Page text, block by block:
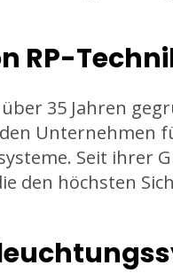
RP-
35 Jahren
Unternehmen
Seit ihrer
den höchsten